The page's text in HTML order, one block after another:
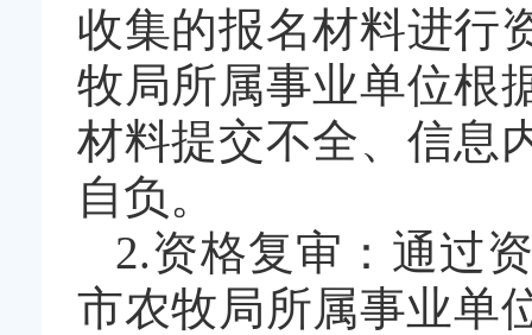
收集的报名材料进行
牧局所属事业单位根
材料提交不全、信息
自负。
2.资格复审：通过
市农牧局所属事业单